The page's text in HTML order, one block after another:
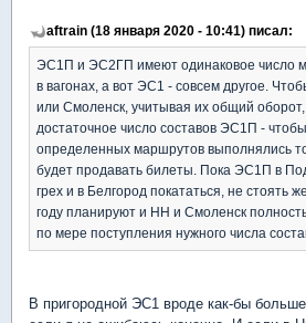
aftrain (18 января 2020 - 10:41) писал:
ЭС1П и ЭС2ГП имеют одинаковое число
в вагонах, а вот ЭС1 - совсем другое.
или Смоленск, учитывая их общий
достаточное число составов ЭС1П -
определенных маршрутов выполнялись
будет продавать билеты. Пока ЭС1П в
грех и в Белгород покататься, не стоять
году планируют и НН и Смоленск
по мере поступления нужного числа
В пригородной ЭС1 вроде как-бы